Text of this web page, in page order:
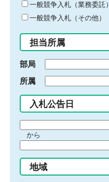
ー
ド
入
力
一般競争入札（業務委託）
一般競争入札（その他）
担当所属
部局
所属
入札公告日
間
始
り
から
間
終
地域